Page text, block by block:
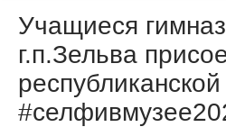
Учащиеся
г.п.Зельва